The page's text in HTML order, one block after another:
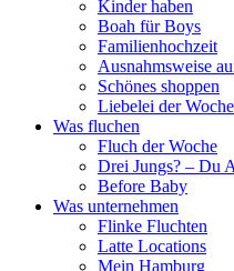
Kinder haben
Boah für Boys
Familienhochzeit
Ausnahmsweise
Schönes shoppen
Liebelei der Woche
Was fluchen
Fluch der Woche
Drei Jungs? – Du
Before Baby
Was unternehmen
Flinke Fluchten
Latte Locations
Mein Hamburg